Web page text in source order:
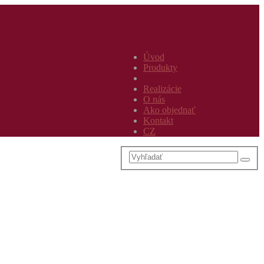
Úvod
Produkty
Realizácie
O nás
Ako objednať
Kontakt
CZ